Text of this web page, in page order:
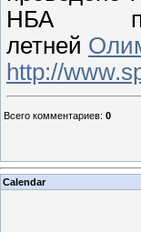
НБА
летней
http://
Всего комментариев: 0
Calendar